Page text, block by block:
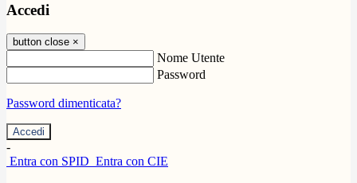
Accedi
button close ×
Nome Utente
Password
Password dimenticata?
-
Entra con SPID Entra con CIE